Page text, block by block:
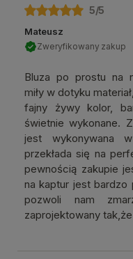
5/5
Mateusz
Zweryfikowany zakup
Bluza po prostu na
miły w dotyku
fajny żywy kolor,
świetnie wykonane.
jest wykonywana
przekłada się na
pewnością zakupie
na kaptur jest bardzo
pozwoli nam
zaprojektowany